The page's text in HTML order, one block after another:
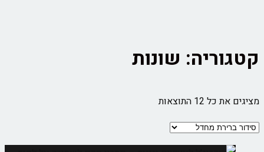
קטגוריה: שונות
מציגים את כל ⁦12⁩ התוצאות